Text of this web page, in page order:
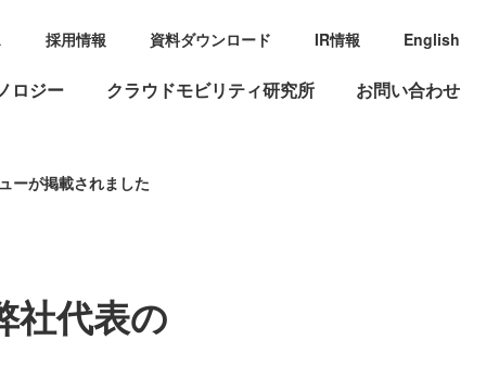
ロジー クラウドモビリティ研究所 お問い合わせ
採用情報 資料ダウンロード IR情報 English
ーが掲載されました
社代表の